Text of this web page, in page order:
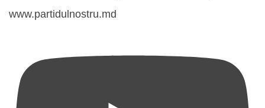
www.partidulnostru.md